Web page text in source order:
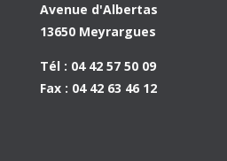
Avenue d'Albertas
13650 Meyrargues
Tél : 04 42 57 50 09
Fax : 04 42 63 46 12